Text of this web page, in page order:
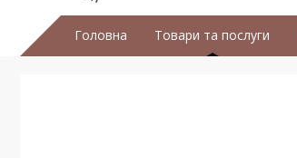
Головна Товари та послуги